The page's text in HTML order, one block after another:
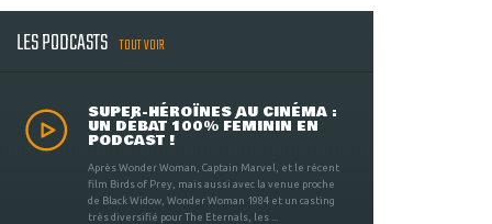
LES PODCASTS TOUT VOIR
SUPER-HÉROÏNES AU CINÉMA :
UN DÉBAT 100% FÉMININ EN
PODCAST !
Après Wonder Woman, Captain Marvel, et le récent
film Birds of Prey, mais aussi avec la venue proche
de Black Widow, Wonder Woman 1984 et un casting
très diversifié pour The Eternals, les ...